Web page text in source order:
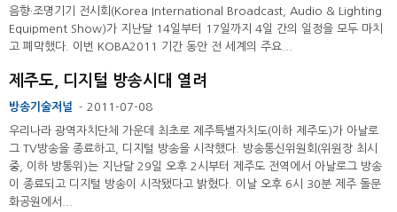
음향·조명기기 전시회(Korea International Broadcast, Audio & Lighting
Equipment Show)가 지난달 14일부터 17일까지 4일 간의 일정을 모두 마치
고 폐막했다. 이번 KOBA2011 기간 동안 전 세계의 주요...
제주도, 디지털 방송시대 열려
방송기술저널 - 2011-07-08
우리나라 광역자치단체 가운데 최초로 제주특별자치도(이하 제주도)가 아날로
그 TV방송을 종료하고, 디지털 방송을 시작했다. 방송통신위원회(위원장 최시
중, 이하 방통위)는 지난달 29일 오후 2시부터 제주도 전역에서 아날로그 방송
이 종료되고 디지털 방송이 시작됐다고 밝혔다. 이날 오후 6시 30분 제주 돌문
화공원에서...